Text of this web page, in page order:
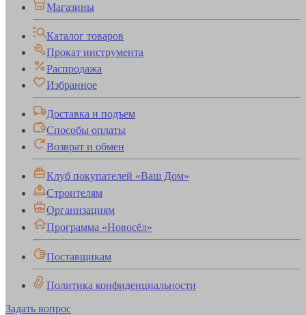
Магазины
Каталог товаров
Прокат инструмента
Распродажа
Избранное
Доставка и подъем
Способы оплаты
Возврат и обмен
Клуб покупателей «Ваш Дом»
Строителям
Организациям
Программа «Новосёл»
Поставщикам
Политика конфиденциальности
Задать вопрос